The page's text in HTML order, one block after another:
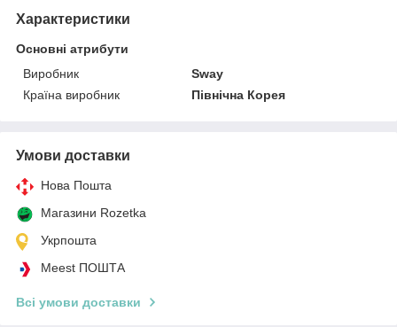
Характеристики
Основні атрибути
Виробник
Sway
Країна виробник
Північна Корея
Умови доставки
Нова Пошта
Магазини Rozetka
Укрпошта
Meest ПОШТА
Всі умови доставки